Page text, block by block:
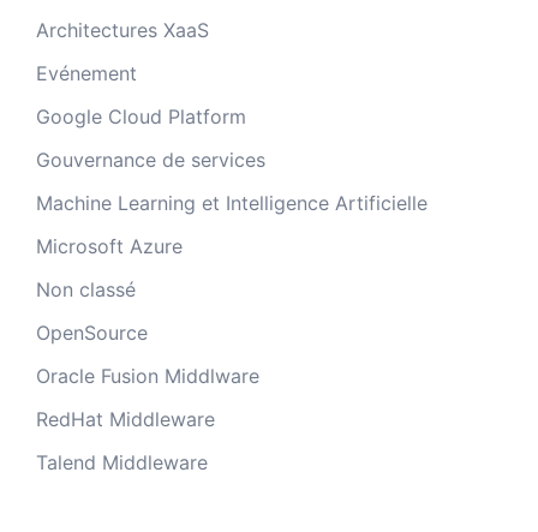
Architectures XaaS
Evénement
Google Cloud Platform
Gouvernance de services
Machine Learning et Intelligence Artificielle
Microsoft Azure
Non classé
OpenSource
Oracle Fusion Middlware
RedHat Middleware
Talend Middleware